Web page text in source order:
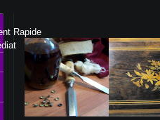
Rapide